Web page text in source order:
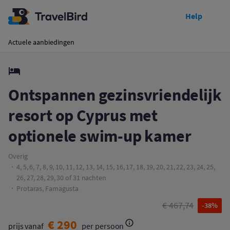
Help
Actuele aanbiedingen
Toon prijzen
Ontspannen gezinsvriendelijk
resort op Cyprus met
optionele swim-up kamer
Overig
4, 5, 6, 7, 8, 9, 10, 11, 12, 13, 14, 15, 16, 17, 18, 19, 20, 21, 22, 23, 24, 25,
26, 27, 28, 29, 30 of 31 nachten
Protaras, Famagusta
€ 467,74 -38%
prijs vanaf € 290 per persoon